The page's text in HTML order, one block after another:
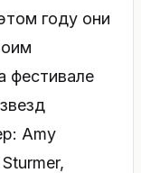
году они
фестивале
Amy